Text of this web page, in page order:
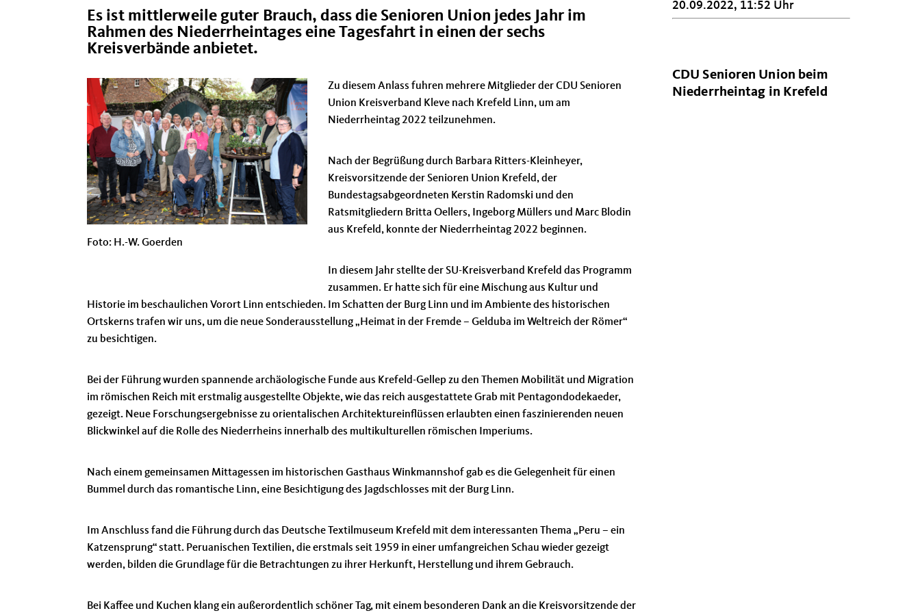
Es ist mittlerweile guter Brauch, dass die Senioren Union jedes Jahr im
Rahmen des Niederrheintages eine Tagesfahrt in einen der sechs
Kreisverbände anbietet.
Foto: H.-W. Goerden
Zu diesem Anlass fuhren mehrere Mitglieder der CDU Senioren
Union Kreisverband Kleve nach Krefeld Linn, um am
Niederrheintag 2022 teilzunehmen.
Nach der Begrüßung durch Barbara Ritters-Kleinheyer,
Kreisvorsitzende der Senioren Union Krefeld, der
Bundestagsabgeordneten Kerstin Radomski und den
Ratsmitgliedern Britta Oellers, Ingeborg Müllers und Marc Blodin
aus Krefeld, konnte der Niederrheintag 2022 beginnen.
In diesem Jahr stellte der SU-Kreisverband Krefeld das Programm
zusammen. Er hatte sich für eine Mischung aus Kultur und
Historie im beschaulichen Vorort Linn entschieden. Im Schatten der Burg Linn und im Ambiente des historischen
Ortskerns trafen wir uns, um die neue Sonderausstellung „Heimat in der Fremde – Gelduba im Weltreich der Römer“
zu besichtigen.
Bei der Führung wurden spannende archäologische Funde aus Krefeld-Gellep zu den Themen Mobilität und Migration
im römischen Reich mit erstmalig ausgestellte Objekte, wie das reich ausgestattete Grab mit Pentagondodekaeder,
gezeigt. Neue Forschungsergebnisse zu orientalischen Architektureinflüssen erlaubten einen faszinierenden neuen
Blickwinkel auf die Rolle des Niederrheins innerhalb des multikulturellen römischen Imperiums.
Nach einem gemeinsamen Mittagessen im historischen Gasthaus Winkmannshof gab es die Gelegenheit für einen
Bummel durch das romantische Linn, eine Besichtigung des Jagdschlosses mit der Burg Linn.
Im Anschluss fand die Führung durch das Deutsche Textilmuseum Krefeld mit dem interessanten Thema „Peru – ein
Katzensprung“ statt. Peruanischen Textilien, die erstmals seit 1959 in einer umfangreichen Schau wieder gezeigt
werden, bilden die Grundlage für die Betrachtungen zu ihrer Herkunft, Herstellung und ihrem Gebrauch.
Bei Kaffee und Kuchen klang ein außerordentlich schöner Tag, mit einem besonderen Dank an die Kreisvorsitzende der
20.09.2022, 11:52 Uhr
CDU Senioren Union beim
Niederrheintag in Krefeld